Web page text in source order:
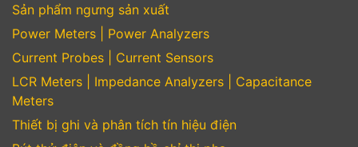
Sản phẩm ngưng sản xuất
Power Meters | Power Analyzers
Current Probes | Current Sensors
LCR Meters | Impedance Analyzers | Capacitance
Meters
Thiết bị ghi và phân tích tín hiệu điện